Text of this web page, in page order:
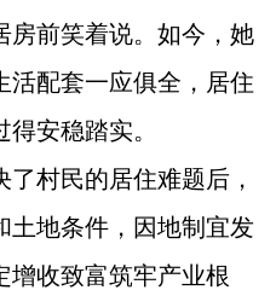
房前笑着说。如今，她
活配套一应俱全，居住
安稳踏实。
村民的居住难题后，
土地条件，因地制宜发
增收致富筑牢产业根